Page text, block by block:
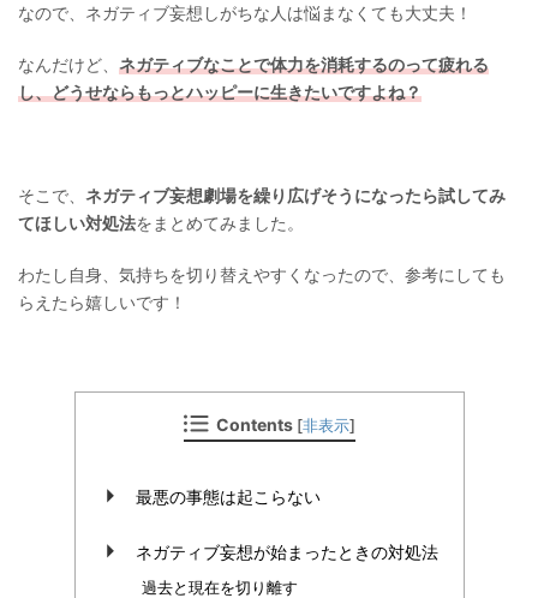
なので、ネガティブ妄想しがちな人は悩まなくても大丈夫！
なんだけど、 ネガティブなことで体力を消耗するのって疲れる
し、どうせならもっとハッピーに生きたいですよね？
そこで、 ネガティブ妄想劇場を繰り広げそうになったら試してみ
てほしい対処法をまとめてみました。
わたし自身、気持ちを切り替えやすくなったので、参考にしても
らえたら嬉しいです！
Contents [非表示]
最悪の事態は起こらない
ネガティブ妄想が始まったときの対処法
過去と現在を切り離す